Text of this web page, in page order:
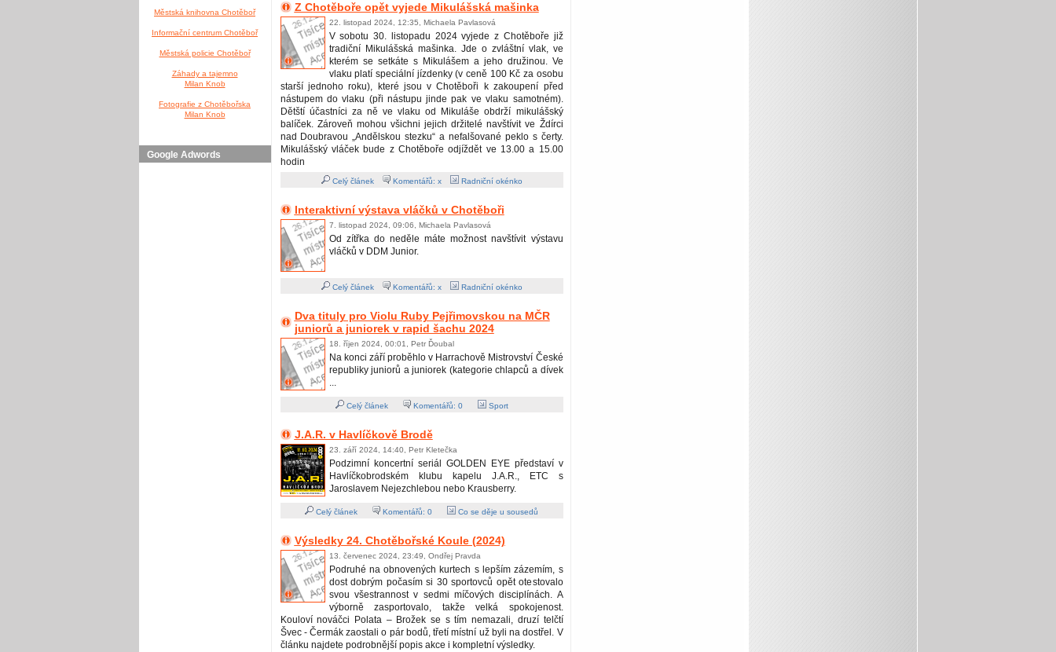
Městská knihovna Chotěboř
Informační centrum Chotěboř
Městská policie Chotěboř
Záhady a tajemno
Milan Knob
Fotografie z Chotěbořska
Milan Knob
Google Adwords
Z Chotěboře opět vyjede Mikulášská mašinka
22. listopad 2024, 12:35, Michaela Pavlasová
V sobotu 30. listopadu 2024 vyjede z Chotěboře již
tradiční Mikulášská mašinka. Jde o zvláštní vlak, ve
kterém se setkáte s Mikulášem a jeho družinou. Ve
vlaku platí speciální jízdenky (v ceně 100 Kč za osobu
starší jednoho roku), které jsou v Chotěboři k zakoupení před
nástupem do vlaku (při nástupu jinde pak ve vlaku samotném).
Dětští účastníci za ně ve vlaku od Mikuláše obdrží mikulášský
balíček. Zároveň mohou všichni jejich držitelé navštívit ve Ždírci
nad Doubravou „Andělskou stezku“ a nefalšované peklo s čerty.
Mikulášský vláček bude z Chotěboře odjíždět ve 13.00 a 15.00
hodin
Celý článek Komentářů: x Radniční okénko
Interaktivní výstava vláčků v Chotěboři
7. listopad 2024, 09:06, Michaela Pavlasová
Od zítřka do neděle máte možnost navštívit výstavu
vláčků v DDM Junior.
Celý článek Komentářů: x Radniční okénko
Dva tituly pro Violu Ruby Pejřimovskou na MČR
juniorů a juniorek v rapid šachu 2024
18. říjen 2024, 00:01, Petr Ďoubal
Na konci září proběhlo v Harrachově Mistrovství České
republiky juniorů a juniorek (kategorie chlapců a dívek
...
Celý článek Komentářů: 0 Sport
J.A.R. v Havlíčkově Brodě
23. září 2024, 14:40, Petr Kletečka
Podzimní koncertní seriál GOLDEN EYE představí v
Havlíčkobrodském klubu kapelu J.A.R., ETC s
Jaroslavem Nejezchlebou nebo Krausberry.
Celý článek Komentářů: 0 Co se děje u sousedů
Výsledky 24. Chotěbořské Koule (2024)
13. červenec 2024, 23:49, Ondřej Pravda
Podruhé na obnovených kurtech s lepším zázemím, s
dost dobrým počasím si 30 sportovců opět otestovalo
svou všestrannost v sedmi míčových disciplínách. A
výborně zasportovalo, takže velká spokojenost.
Kouloví nováčci Polata – Brožek se s tím nemazali, druzí telčtí
Švec - Čermák zaostali o pár bodů, třetí místní už byli na dostřel. V
článku najdete podrobnější popis akce i kompletní výsledky.